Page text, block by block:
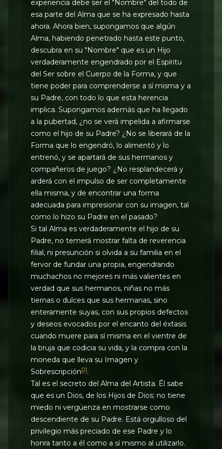
experiencia debe ser el "Nombre" del todo de
esa parte del Alma que se ha expresado hasta
ahora. Ahora bien, supongamos que algún
Alma, habiendo penetrado hasta este punto,
descubra en su "Nombre" que es un Hijo
verdaderamente engendrado por el Espíritu
del Ser sobre el Cuerpo de la Forma, y que
tiene poder para comprenderse a sí misma y a
su Padre, con todo lo que esta herencia
implica. Supongamos además que ha llegado
a la pubertad, ¿no se verá impelida a afirmarse
como el hijo de su Padre? ¿No se liberará de la
Forma que lo engendró, lo alimentó y lo
entrenó, y se apartará de sus hermanos y
compañeros de juego? ¿No resplandecerá y
arderá con el impulso de ser completamente
ella misma, y de encontrar una forma
adecuada para impresionar con su imagen, tal
como lo hizo su Padre en el pasado?
Si tal Alma es verdaderamente el hijo de su
Padre, no temerá mostrar falta de reverencia
filial, ni presunción si olvida a su familia en el
fervor de fundar una propia, engendrando
muchachos no mejores ni más valientes en
verdad que sus hermanos, niñas no más
tiernas o dulces que sus hermanas, sino
enteramente suyas, con sus propios defectos
y deseos evocados por el encanto del éxtasis
cuando muere para sí misma en el vientre de
la bruja que codicia su vida, y la compra con la
moneda que lleva su Imagen y
Sobrescripción[2].
Tal es el secreto del Alma del Artista. Él sabe
que es un Dios, de los Hijos de Dios; no tiene
miedo ni vergüenza en mostrarse como
descendiente de su Padre. Está orgulloso del
privilegio más preciado de ese Padre y lo
honra tanto a él como a sí mismo al utilizarlo.